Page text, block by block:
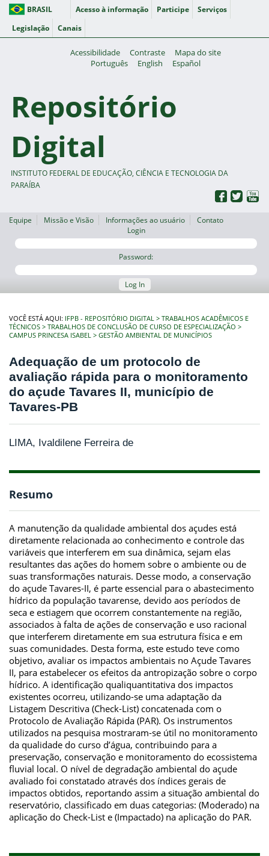
BRASIL Acesso à informação Participe
Serviços
Legislação
Canais
Acessibilidade Contraste
Mapa do site
Português
English Español
Repositório
Digital
INSTITUTO FEDERAL DE EDUCAÇÃO, CIÊNCIA E TECNOLOGIA DA
PARAÍBA
Equipe Missão e Visão Informações ao usuário
Contato
Login
Password:
Log In
VOCÊ ESTÁ AQUI: IFPB - REPOSITÓRIO DIGITAL
TRABALHOS ACADÊMICOS E
TÉCNICOS
TRABALHOS DE CONCLUSÃO DE CURSO DE ESPECIALIZAÇÃO
CAMPUS PRINCESA ISABEL
GESTÃO AMBIENTAL DE MUNICÍPIOS
Adequação de um protocolo de
avaliação rápida para o monitoramento
do açude Tavares II, município de
Tavares-PB
LIMA, Ivaldilene Ferreira de
Resumo
A manutenção da qualidade ambiental dos açudes está
diretamente relacionada ao conhecimento e controle das
variáveis que interferem em sua dinâmica, sejam elas
resultantes das ações do homem sobre o ambiente ou de
suas transformações naturais. Desse modo, a conservação
do açude Tavares-II, é parte essencial para o abastecimento
hídrico da população tavarense, devido aos períodos de
seca e estiagem que ocorrem constantemente na região,
associados à falta de ações de conservação e uso racional
que interferem diretamente em sua estrutura física e em
suas comunidades. Desta forma, este estudo teve como
objetivo, avaliar os impactos ambientais no Açude Tavares
II, para estabelecer os efeitos da antropização sobre o corpo
hídrico. A identificação qualiquantitativa dos impactos
existentes ocorreu, utilizando-se uma adaptação da
Listagem Descritiva (Check-List) concatenada com o
Protocolo de Avaliação Rápida (PAR). Os instrumentos
utilizados na pesquisa mostraram-se útil no monitoramento
da qualidade do curso d’água, contribuindo para a
preservação, conservação e monitoramento do ecossistema
fluvial local. O nível de degradação ambiental do açude
avaliado foi constatado através dos índices gerais de
impactos obtidos, reportando assim a situação ambiental do
reservatório, classificado em duas categorias: (Moderado) na
aplicação do Check-List e (Impactado) na aplicação do PAR.